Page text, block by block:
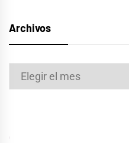
Archivos
Archivos